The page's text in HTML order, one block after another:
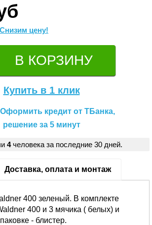
цену!
Купить в 1 клик
Оформить кредит от ТБанка,
решение за 5 минут
4человека за последние 30 дней.
Доставка, оплата и монтаж
400 зеленый. В комплекте
400 и 3 мячика ( белых) и
- блистер.